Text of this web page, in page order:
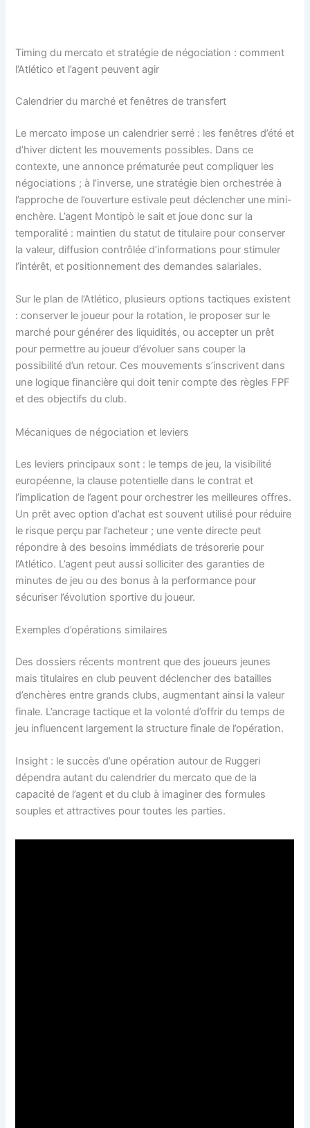
Timing du mercato et stratégie de négociation : comment
l’Atlético et l’agent peuvent agir
Calendrier du marché et fenêtres de transfert
Le mercato impose un calendrier serré : les fenêtres d’été et
d’hiver dictent les mouvements possibles. Dans ce
contexte, une annonce prématurée peut compliquer les
négociations ; à l’inverse, une stratégie bien orchestrée à
l’approche de l’ouverture estivale peut déclencher une mini-
enchère. L’agent Montipò le sait et joue donc sur la
temporalité : maintien du statut de titulaire pour conserver
la valeur, diffusion contrôlée d’informations pour stimuler
l’intérêt, et positionnement des demandes salariales.
Sur le plan de l’Atlético, plusieurs options tactiques existent
: conserver le joueur pour la rotation, le proposer sur le
marché pour générer des liquidités, ou accepter un prêt
pour permettre au joueur d’évoluer sans couper la
possibilité d’un retour. Ces mouvements s’inscrivent dans
une logique financière qui doit tenir compte des règles FPF
et des objectifs du club.
Mécaniques de négociation et leviers
Les leviers principaux sont : le temps de jeu, la visibilité
européenne, la clause potentielle dans le contrat et
l’implication de l’agent pour orchestrer les meilleures offres.
Un prêt avec option d’achat est souvent utilisé pour réduire
le risque perçu par l’acheteur ; une vente directe peut
répondre à des besoins immédiats de trésorerie pour
l’Atlético. L’agent peut aussi solliciter des garanties de
minutes de jeu ou des bonus à la performance pour
sécuriser l’évolution sportive du joueur.
Exemples d’opérations similaires
Des dossiers récents montrent que des joueurs jeunes
mais titulaires en club peuvent déclencher des batailles
d’enchères entre grands clubs, augmentant ainsi la valeur
finale. L’ancrage tactique et la volonté d’offrir du temps de
jeu influencent largement la structure finale de l’opération.
Insight : le succès d’une opération autour de Ruggeri
dépendra autant du calendrier du mercato que de la
capacité de l’agent et du club à imaginer des formules
souples et attractives pour toutes les parties.